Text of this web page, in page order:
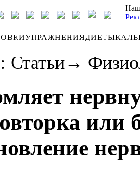
УПРАЖНЕНИЯДИЕТЫ
Статьи→
или